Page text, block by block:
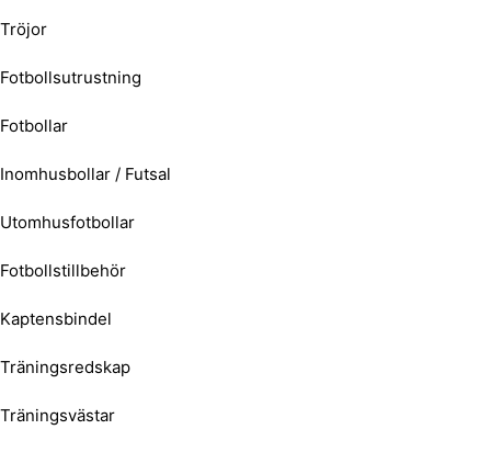
Tröjor
Fotbollsutrustning
Fotbollar
Inomhusbollar / Futsal
Utomhusfotbollar
Fotbollstillbehör
Kaptensbindel
Träningsredskap
Träningsvästar